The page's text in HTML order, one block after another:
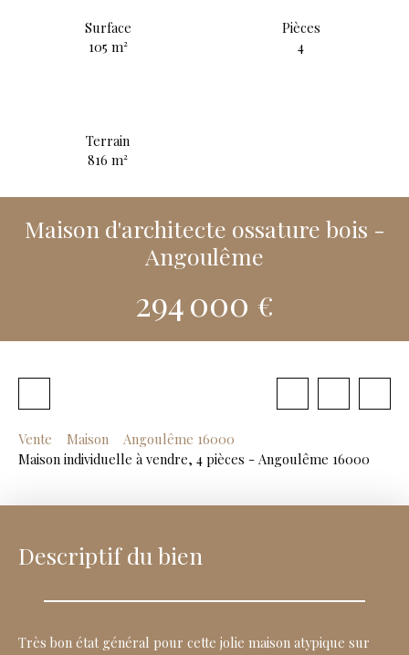
Surface
105 m²
Pièces
4
Terrain
816m²
Maison d'architecte ossature bois -
Angoulême
294 000 €
Vente Maison
Angoulême 16000
Maison individuelle à vendre, 4 pièces - Angoulême 16000
Descriptif du bien
Très bon état général pour cette jolie maison atypique sur